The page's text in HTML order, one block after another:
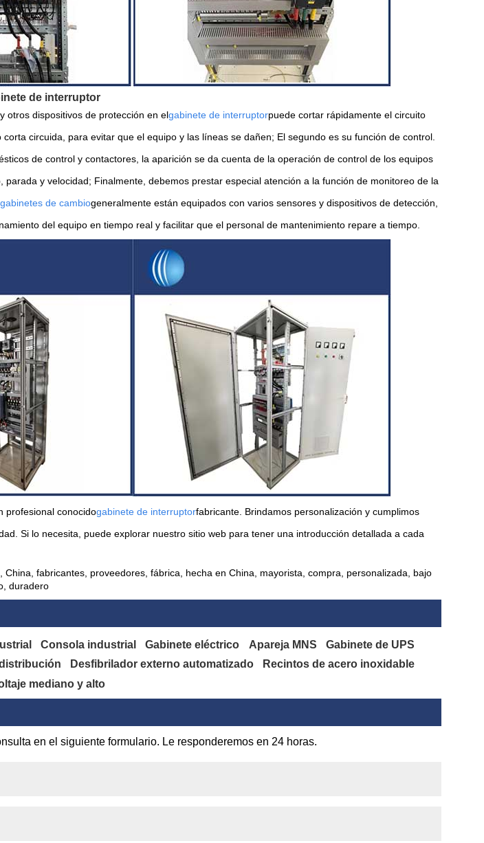
de interruptor
otros dispositivos de protección en elgabinete de interruptorpuede cortar rápidamente el circuito
circuida, para evitar que el equipo y las líneas se dañen; El segundo es su función de control.
de control y contactores, la aparición se da cuenta de la operación de control de los equipos
parada y velocidad; Finalmente, debemos prestar especial atención a la función de monitoreo de la
gabinetes de cambiogeneralmente están equipados con varios sensores y dispositivos de detección,
del equipo en tiempo real y facilitar que el personal de mantenimiento repare a tiempo.
profesional conocidogabinete de interruptorfabricante. Brindamos personalización y cumplimos
Si lo necesita, puede explorar nuestro sitio web para tener una introducción detallada a cada
China, fabricantes, proveedores, fábrica, hecha en China, mayorista, compra, personalizada, bajo
duradero
Consola industrial Gabinete eléctrico Apareja MNS
Gabinete de UPS
Desfibrilador externo automatizado
Recintos de acero inoxidable
mediano y alto
en el siguiente formulario. Le responderemos en 24 horas.